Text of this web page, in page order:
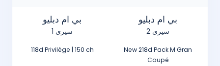
بي ام دبليو
سيري 1
118d Privilège | 150 ch
بي ام دبليو
سيري 2
New 218d Pack M Gran
Coupé